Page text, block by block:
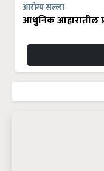
आरोग्य सल्ला
आधुनिक आहारातील